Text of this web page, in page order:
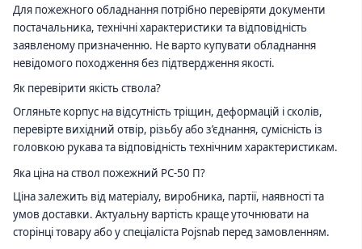
Для пожежного обладнання потрібно перевіряти документи
постачальника, технічні характеристики та відповідність
заявленому призначенню. Не варто купувати обладнання
невідомого походження без підтвердження якості.
Як перевірити якість ствола?
Огляньте корпус на відсутність тріщин, деформацій і сколів,
перевірте вихідний отвір, різьбу або з’єднання, сумісність із
головкою рукава та відповідність технічним характеристикам.
Яка ціна на ствол пожежний РС-50 П?
Ціна залежить від матеріалу, виробника, партії, наявності та
умов доставки. Актуальну вартість краще уточнювати на
сторінці товару або у спеціаліста Pojsnab перед замовленням.